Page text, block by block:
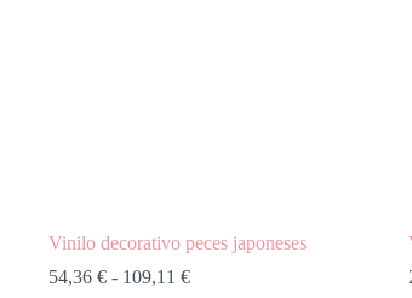
Vinilo decorativo peces japoneses
54,36 € - 109,11 €